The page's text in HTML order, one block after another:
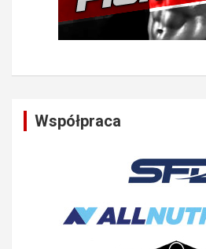
Współpraca